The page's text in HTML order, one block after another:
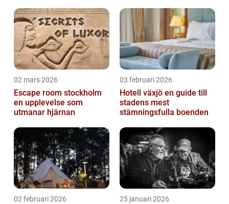
02 mars 2026
Escape room stockholm
en upplevelse som
utmanar hjärnan
03 februari 2026
Hotell växjö en guide till
stadens mest
stämningsfulla boenden
02 februari 2026 25 januari 2026